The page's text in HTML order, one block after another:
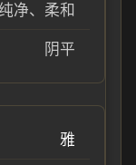
纯净、柔和
阴平
雅